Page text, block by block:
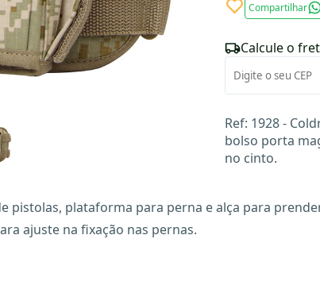
Compartilhar
Calcule o
Ref: 1928 -
bolso porta
no cinto.
pistolas, plataforma para perna e alça para
ajuste na fixação nas pernas.